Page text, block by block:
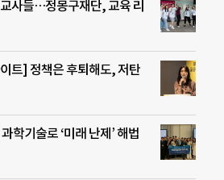
사들…정몽구재단, 교육 리
트] 정책은 후퇴해도, 저탄
학기술로 ‘미래 난제’ 해법